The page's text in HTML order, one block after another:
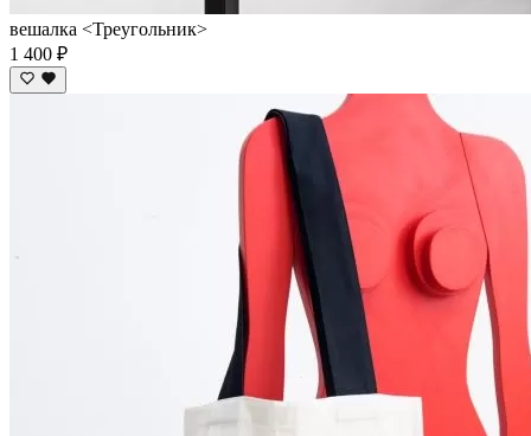
вешалка <Треугольник>
1 400 ₽